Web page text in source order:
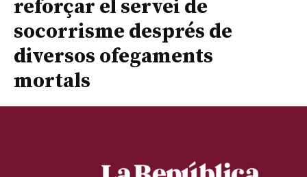
reforçar el servei de
socorrisme després de
diversos ofegaments
mortals